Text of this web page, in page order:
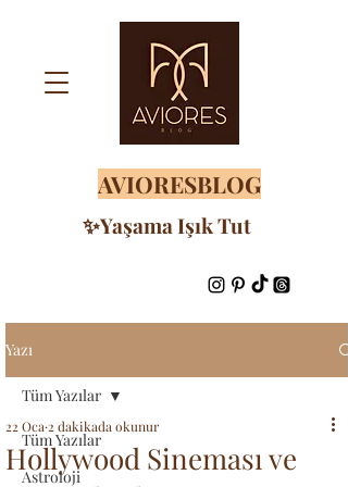
AVIORESBLOG
✨Yaşama Işık Tut
Yazı
Tüm Yazılar
Astroloji
Tüm Yazılar
Hollywood Sineması ve
22 Oca 2 dakikada okunur